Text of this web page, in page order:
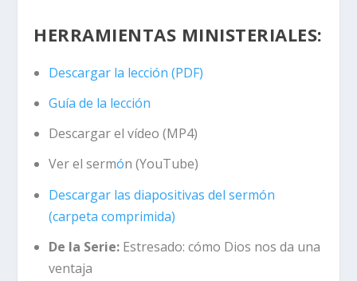
HERRAMIENTAS MINISTERIALES:
Descargar la lección (PDF)
Guía de la lección
Descargar el vídeo (MP4)
Ver el sermón (YouTube)
Descargar las diapositivas del sermón
(carpeta comprimida)
De la Serie:Estresado: cómo Dios nos da una
ventaja